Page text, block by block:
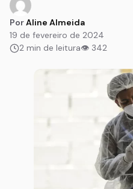
PorAline Almeida
19 de fevereiro de 2024
2 min de leitura👁 342